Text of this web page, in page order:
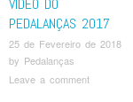
VÍDEO DO
PEDALANÇAS 2017
25 de Fevereiro de 2018
by Pedalanças
Leave a comment